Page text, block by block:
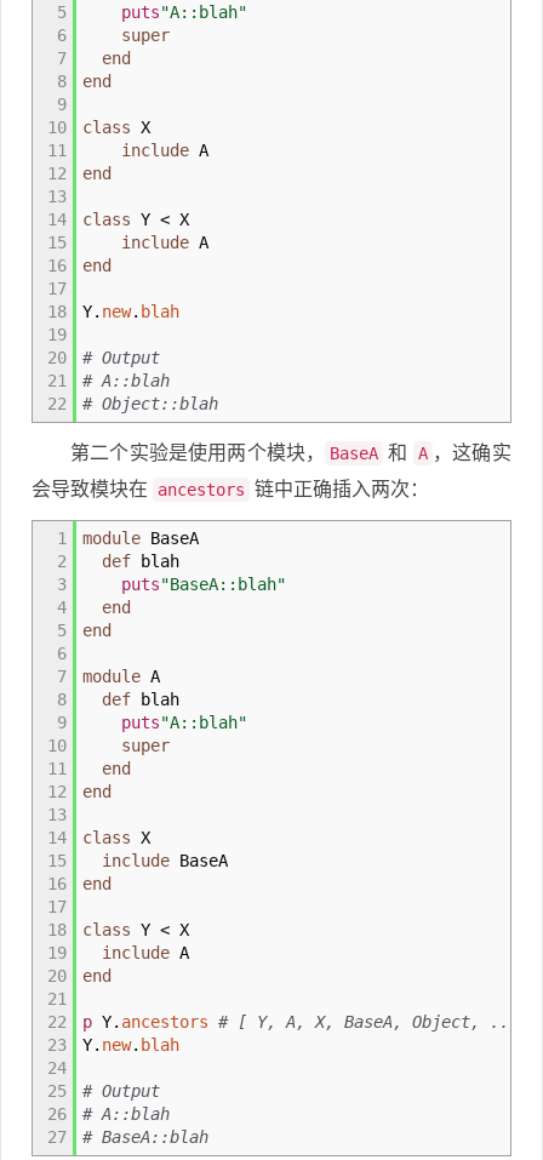
5
6
7
8
9
10
11
12
13
14
15
16
17
18
19
20
21
22
puts"A::blah"
super
end
end
class X
include A
end
class Y < X
include A
end
Y. new. blah
# Output
# A::blah
# Object::blah
第二个实验是使用两个模块， BaseA 和 A ，这确实
会导致模块在
ancestors 链中正确插入两次：
1
2
3
4
5
6
7
8
9
10
11
12
13
14
15
16
17
18
19
20
21
22
23
24
25
26
27
module BaseA
def blah
puts"BaseA::blah"
end
end
module A
def blah
puts"A::blah"
super
end
end
class X
include BaseA
end
class Y < X
include A
end
p Y. ancestors # [ Y, A, X, BaseA, Object, ...]
Y. new. blah
# Output
# A::blah
# BaseA::blah